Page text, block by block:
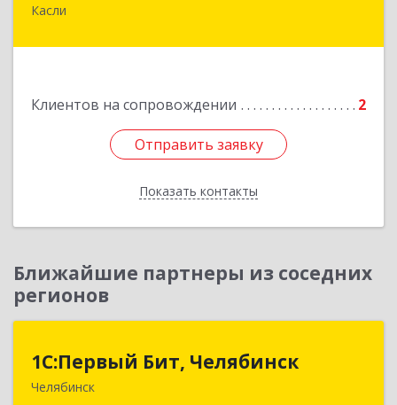
Касли
Клиентов на сопровождении 2
Отправить заявку
Показать контакты
456830, Челябинская обл., г. Касли, ул. Карла
Отправить заявку
Назад
Ближайшие партнеры из соседних
регионов
1С:Первый Бит, Челябинск
Челябинск
1С:Первый Бит, Челябинск